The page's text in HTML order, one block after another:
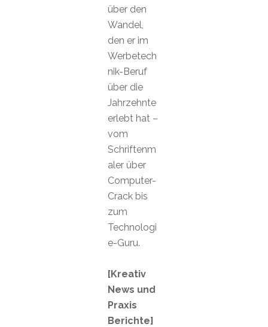
über den
Wandel,
den er im
Werbetech
nik-Beruf
über die
Jahrzehnte
erlebt hat –
vom
Schriftenm
aler über
Computer-
Crack bis
zum
Technologi
e-Guru.
[Kreativ
News und
Praxis
Berichte]